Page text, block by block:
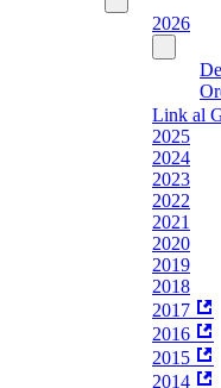
2026
Link al
2025
2024
2023
2022
2021
2020
2019
2018
2017
2016
2015
2014